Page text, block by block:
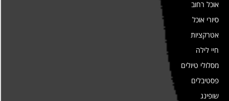
אוכל רחוב
סיורי אוכל
אטרקציות
חיי לילה
מסלולי טיולים
פסטיבלים
שופינג